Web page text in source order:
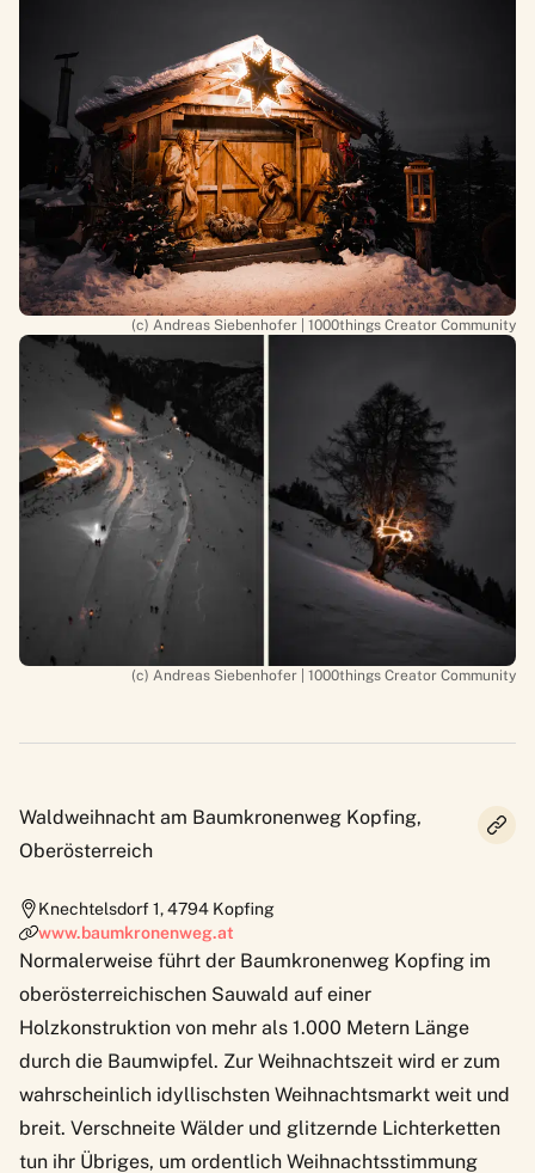
(c) Andreas Siebenhofer | 1000things Creator Community
(c) Andreas Siebenhofer | 1000things Creator Community
Waldweihnacht am Baumkronenweg Kopfing,
Oberösterreich
Knechtelsdorf 1,4794 Kopfing
www.baumkronenweg.at
Normalerweise führt der Baumkronenweg Kopfing im
oberösterreichischen Sauwald auf einer
Holzkonstruktion von mehr als 1.000 Metern Länge
durch die Baumwipfel. Zur Weihnachtszeit wird er zum
wahrscheinlich idyllischsten Weihnachtsmarkt weit und
breit. Verschneite Wälder und glitzernde Lichterketten
tun ihr Übriges, um ordentlich Weihnachtsstimmung